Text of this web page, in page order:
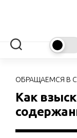
ОБРАЩАЕМСЯ В
Как